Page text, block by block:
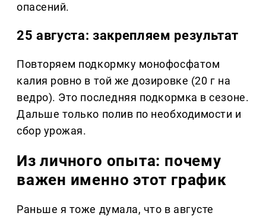
опасений.
25 августа: закрепляем результат
Повторяем подкормку монофосфатом
калия ровно в той же дозировке (20 г на
ведро). Это последняя подкормка в сезоне.
Дальше только полив по необходимости и
сбор урожая.
Из личного опыта: почему
важен именно этот график
Раньше я тоже думала, что в августе